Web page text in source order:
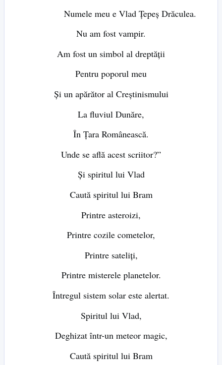
Numele meu e Vlad Țepeș Drăculea.
Nu am fost vampir.
Am fost un simbol al dreptății
Pentru poporul meu
Și un apărător al Creștinismului
La fluviul Dunăre,
În Țara Românească.
Unde se află acest scriitor?”
Și spiritul lui Vlad
Caută spiritul lui Bram
Printre asteroizi,
Printre cozile cometelor,
Printre sateliți,
Printre misterele planetelor.
Întregul sistem solar este alertat.
Spiritul lui Vlad,
Deghizat într-un meteor magic,
Caută spiritul lui Bram